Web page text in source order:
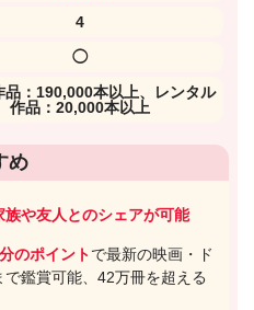
4
◯
品：190,000本以上、レンタル
作品：20,000本以上
め
族や友人とのシェアが可能
のポイントで最新の映画・ド
鑑賞可能、42万冊を超える